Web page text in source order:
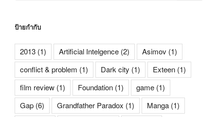
ป้ายกำกับ
2013 (1) Artificial Intelgence (2) Asimov (1)
conflict & problem (1) Dark city (1) Exteen (1)
film review (1) Foundation (1) game (1)
Gap (6) Grandfather Paradox (1) Manga (1)